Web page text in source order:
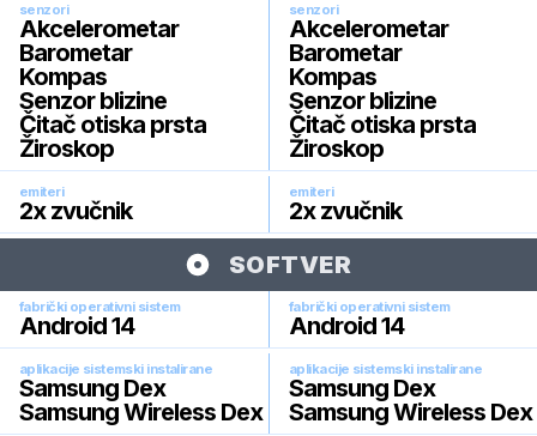
senzori
Akcelerometar
Barometar
Kompas
Senzor blizine
Čitač otiska prsta
Žiroskop
senzori
Akcelerometar
Barometar
Kompas
Senzor blizine
Čitač otiska prsta
Žiroskop
emiteri
2x zvučnik
emiteri
2x zvučnik
SOFTVER
fabrički operativni sistem
Android 14
fabrički operativni sistem
Android 14
aplikacije sistemski instalirane
Samsung Dex
Samsung Wireless Dex
aplikacije sistemski instalirane
Samsung Dex
Samsung Wireless Dex